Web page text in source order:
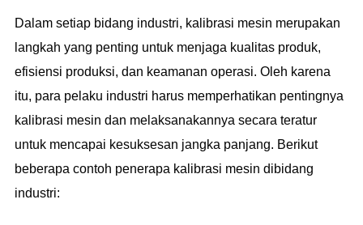
Dalam setiap bidang industri, kalibrasi mesin merupakan
langkah yang penting untuk menjaga kualitas produk,
efisiensi produksi, dan keamanan operasi. Oleh karena
itu, para pelaku industri harus memperhatikan pentingnya
kalibrasi mesin dan melaksanakannya secara teratur
untuk mencapai kesuksesan jangka panjang. Berikut
beberapa contoh penerapa kalibrasi mesin dibidang
industri: